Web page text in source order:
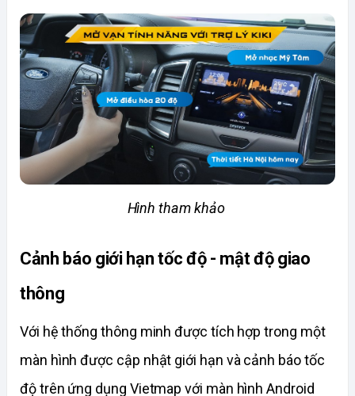
Hình tham khảo
Cảnh báo giới hạn tốc độ - mật độ giao
thông
Với hệ thống thông minh được tích hợp trong một
màn hình được cập nhật giới hạn và cảnh báo tốc
độ trên ứng dụng Vietmap với màn hình Android